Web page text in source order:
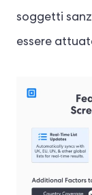
soggetti
essere